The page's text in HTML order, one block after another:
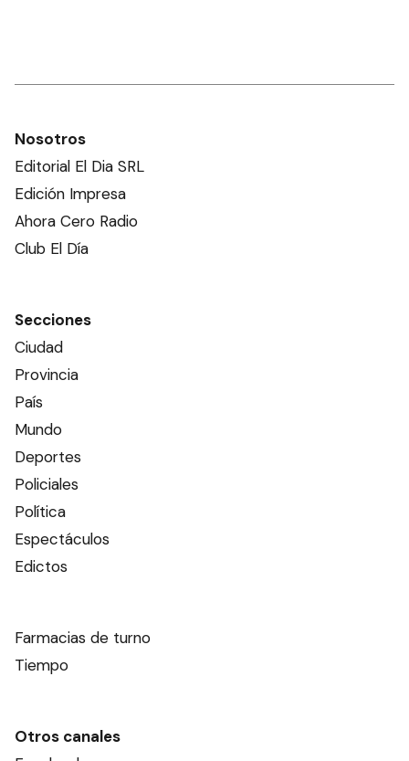
Nosotros
Editorial El Dia SRL
Edición Impresa
Ahora Cero Radio
Club El Día
Secciones
Ciudad
Provincia
País
Mundo
Deportes
Policiales
Política
Espectáculos
Edictos
Farmacias de turno
Tiempo
Otros canales